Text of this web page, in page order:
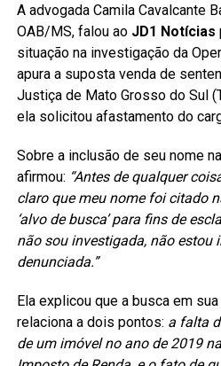
A advogada Camila Cavalcante
OAB/MS, falou ao JD1 Notícias
situação na investigação da
apura a suposta venda de
Justiça de Mato Grosso do Sul
ela solicitou afastamento do
Sobre a inclusão de seu nome
afirmou: “Antes de qualquer
claro que meu nome foi citado
‘alvo de busca’ para fins de
não sou investigada, não estou
denunciada.”
Ela explicou que a busca em
relaciona a dois pontos: a falta
de um imóvel no ano de 2019